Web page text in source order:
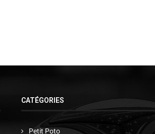
CATÉGORIES
Petit Poto